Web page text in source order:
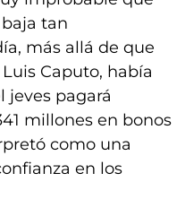
tan
más allá de que
Caputo, había
jeves pagará
millones en bonos
como una
en los